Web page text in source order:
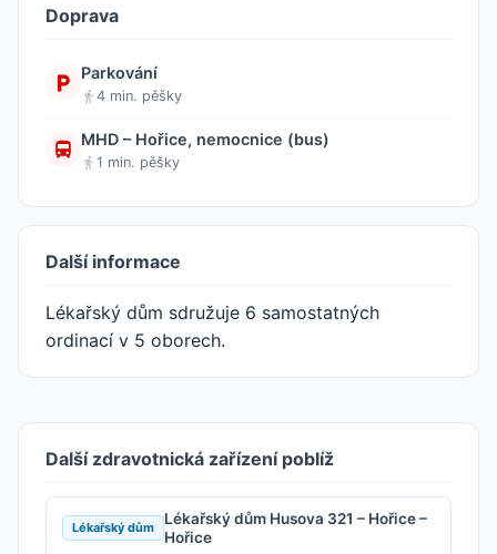
Doprava
Parkování
4 min. pěšky
MHD – Hořice, nemocnice (bus)
1 min. pěšky
Další informace
Lékařský dům sdružuje 6 samostatných
ordinací v 5 oborech.
Další zdravotnická zařízení poblíž
Lékařský dům
Lékařský dům Husova 321 – Hořice –
Hořice